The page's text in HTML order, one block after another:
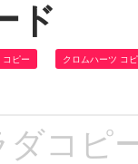
ド
コピー クロムハーツ コ
コピ